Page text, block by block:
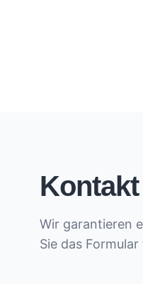
Wir garantieren
Sie das